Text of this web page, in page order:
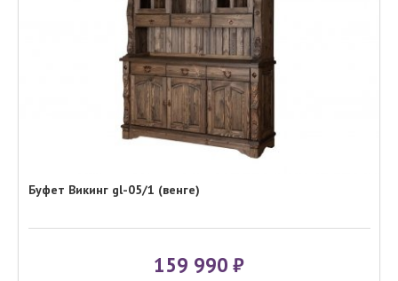
Буфет Викинг gl-05/1 (венге)
159 990